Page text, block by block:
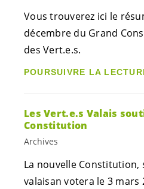
Vous trouverez ici le
décembre du Grand
des Vert.e.s.
POURSUIVRE LA
LesVert.e.s Valais
Constitution
Archives
La nouvelle Constitution,
valaisan votera le 3 mars